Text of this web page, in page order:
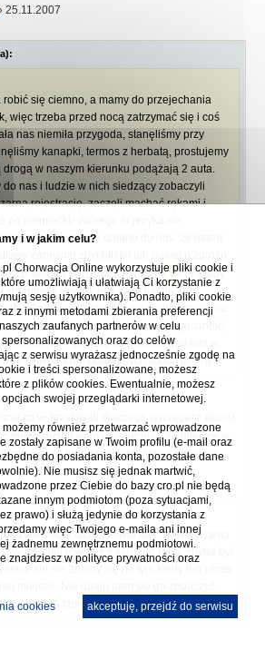
25.11.2007
robić się ciemno, a mamy do przejechania
więc trzeba przed nocą zatrzymać się i coś
nas niemiła przygoda, stanęliśmy przy
kanapki, termos z herbatą, prostujemy
drogą w naszym kierunku podążają 2 auta.
do nas i ludzie w nich siedzący zobaczyli
rejestrację, zaczęli machać rękami i
razie szybko dotarło do nas, że mamy
ich świętej własności, ich ziemi
. I wtedy
zrozumieliśmy jak inni są to ludzie w
z Bałkanów, przecież nie zrobiliśmy im nic
nie zamierzaliśmy nic takiego zrobić,
do Polaków, że potraktowali nas w
życzliwości dla podróżnych takich jak my.
może chcięli wam uświadomić, że miejsce w
jest do tego niedpowiednie z zupełnie
zwierzęcia sparaliżował nas. Nawoływania
z oddali również z samego rana, chyba był
ale nie znamy się na tym kiedy ten okres
ustąpienia ciemności.
i w jakim celu?
Chorwacja Online wykorzystuje pliki cookie i
umożliwiają i ułatwiają Ci korzystanie z
sesję użytkownika). Ponadto, pliki cookie
z innymi metodami zbierania preferencji
zaufanych partnerów w celu
oraz do celów
z serwisu wyrażasz jednocześnie zgodę na
i treści spersonalizowane, możesz
z plików cookies. Ewentualnie, możesz
opcjach swojej przeglądarki internetowej.
również przetwarzać wprowadzone
zostały zapisane w Twoim profilu (e-mail oraz
do posiadania konta, pozostałe dane
Nie musisz się jednak martwić,
przez Ciebie do bazy cro.pl nie będą
innym podmiotom (poza sytuacjami,
prawo) i służą jedynie do korzystania z
więc Twojego e-maila ani innej
żadnemu zewnętrznemu podmiotowi.
znajdziesz w polityce prywatności oraz
akceptuję, przejdź do serwisu
cookies